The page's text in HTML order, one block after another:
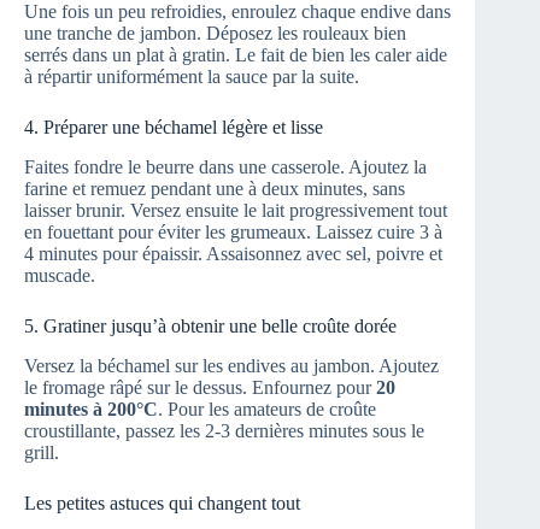
Une fois un peu refroidies, enroulez chaque endive dans
une tranche de jambon. Déposez les rouleaux bien
serrés dans un plat à gratin. Le fait de bien les caler aide
à répartir uniformément la sauce par la suite.
4. Préparer une béchamel légère et lisse
Faites fondre le beurre dans une casserole. Ajoutez la
farine et remuez pendant une à deux minutes, sans
laisser brunir. Versez ensuite le lait progressivement tout
en fouettant pour éviter les grumeaux. Laissez cuire 3 à
4 minutes pour épaissir. Assaisonnez avec sel, poivre et
muscade.
5. Gratiner jusqu’à obtenir une belle croûte dorée
Versez la béchamel sur les endives au jambon. Ajoutez
le fromage râpé sur le dessus. Enfournez pour20
minutes à 200°C. Pour les amateurs de croûte
croustillante, passez les 2-3 dernières minutes sous le
grill.
Les petites astuces qui changent tout